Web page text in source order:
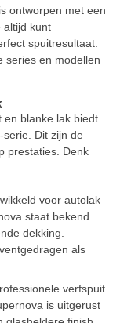
ontworpen met een
altijd kunt
spuitresultaat.
series en modellen
en blanke lak biedt
Dit zijn de
prestaties. Denk
voor autolak
staat bekend
dekking.
als
verfspuit
is uitgerust